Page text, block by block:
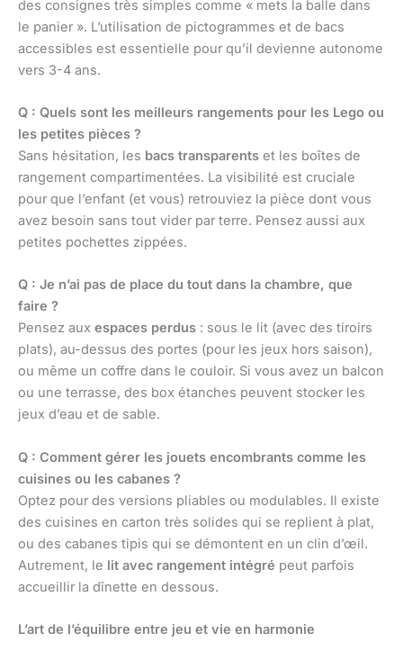
des consignes très simples comme « mets la balle dans
le panier ». L’utilisation de pictogrammes et de bacs
accessibles est essentielle pour qu’il devienne autonome
vers 3-4 ans.
Q : Quels sont les meilleurs rangements pour les Lego ou
les petites pièces ?
Sans hésitation, les bacs transparents et les boîtes de
rangement compartimentées. La visibilité est cruciale
pour que l’enfant (et vous) retrouviez la pièce dont vous
avez besoin sans tout vider par terre. Pensez aussi aux
petites pochettes zippées.
Q : Je n’ai pas de place du tout dans la chambre, que
faire ?
Pensez aux espaces perdus : sous le lit (avec des tiroirs
plats), au-dessus des portes (pour les jeux hors saison),
ou même un coffre dans le couloir. Si vous avez un balcon
ou une terrasse, des box étanches peuvent stocker les
jeux d’eau et de sable.
Q : Comment gérer les jouets encombrants comme les
cuisines ou les cabanes ?
Optez pour des versions pliables ou modulables. Il existe
des cuisines en carton très solides qui se replient à plat,
ou des cabanes tipis qui se démontent en un clin d’œil.
Autrement, le lit avec rangement intégré peut parfois
accueillir la dînette en dessous.
L’art de l’équilibre entre jeu et vie en harmonie